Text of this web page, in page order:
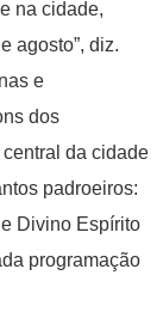
na cidade,
agosto”, diz.
e
dos
da cidade
padroeiros:
Divino Espírito
programação